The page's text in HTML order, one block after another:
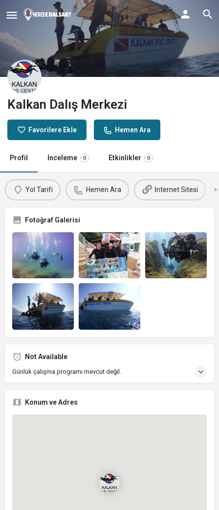
Kalkan Dalış Merkezi
Favorilere Ekle Hemen Ara
Profil İnceleme 0 Etkinlikler 0
Yol Tarifi Hemen Ara İnternet Sitesi
Fotoğraf Galerisi
Not Available
Günlük çalışma programı mevcut değil.
Konum ve Adres